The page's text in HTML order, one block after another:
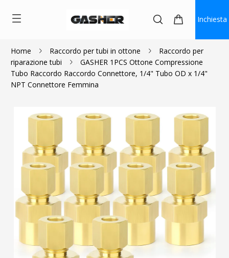
Inchiesta
Home Raccordo per tubi in ottone
Raccordo per
riparazione tubi
GASHER 1PCS Ottone Compressione
Tubo Raccordo Raccordo Connettore, 1/4" Tubo OD x 1/4"
NPT Connettore Femmina
$1.53